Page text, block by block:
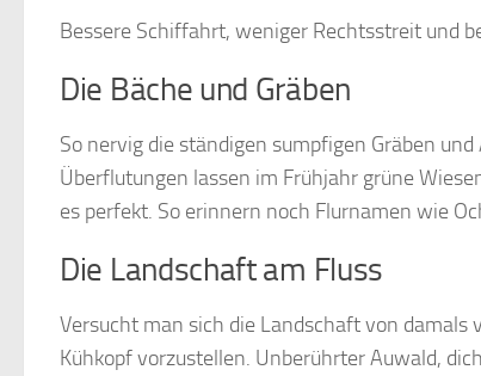
Bessere Schiffahrt, weniger Rechtsstreit und
Die Bäche und Gräben
So nervig die ständigen sumpfigen Gräben
Überflutungen lassen im Frühjahr grüne
es perfekt. So erinnern noch Flurnamen wie
Die Landschaft am Fluss
Versucht man sich die Landschaft von
Kühkopf vorzustellen. Unberührter Auwald,